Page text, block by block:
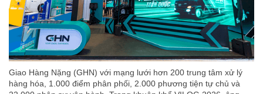
Giao Hàng Nặng (GHN) với mạng lưới hơn 200 trung tâm xử lý
hàng hóa, 1.000 điểm phân phối, 2.000 phương tiện tự chủ và